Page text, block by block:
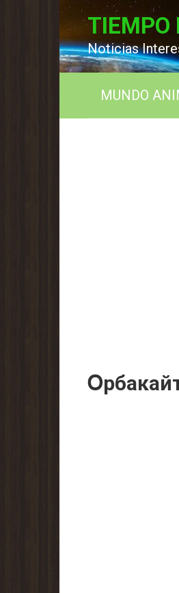
TIEMPO
Noticias
MUNDO